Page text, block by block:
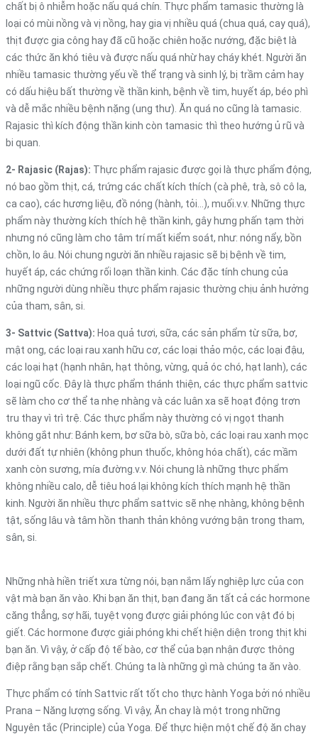
chất bị ô nhiễm hoặc nấu quá chín. Thực phẩm tamasic thường là
loại có mùi nồng và vị nồng, hay gia vị nhiều quá (chua quá, cay quá),
thịt được gia công hay đã cũ hoặc chiên hoặc nướng, đặc biệt là
các thức ăn khó tiêu và được nấu quá nhừ hay cháy khét. Người ăn
nhiều tamasic thường yếu về thể trạng và sinh lý, bị trầm cảm hay
có dấu hiệu bất thường về thần kinh, bệnh về tim, huyết áp, béo phì
và dễ mắc nhiều bệnh nặng (ung thư). Ăn quá no cũng là tamasic.
Rajasic thì kích động thần kinh còn tamasic thì theo hướng ủ rũ và
bi quan.
2- Rajasic (Rajas): Thực phẩm rajasic được gọi là thực phẩm động,
nó bao gồm thịt, cá, trứng các chất kích thích (cà phê, trà, sô cô la,
ca cao), các hương liệu, đồ nóng (hành, tỏi…), muối.v.v. Những thực
phẩm này thường kích thích hệ thần kinh, gây hưng phấn tạm thời
nhưng nó cũng làm cho tâm trí mất kiểm soát, như: nóng nẩy, bồn
chồn, lo âu. Nói chung người ăn nhiều rajasic sẽ bị bệnh về tim,
huyết áp, các chứng rối loạn thần kinh. Các đặc tính chung của
những người dùng nhiều thực phẩm rajasic thường chịu ảnh hưởng
của tham, sân, si.
3- Sattvic (Sattva): Hoa quả tươi, sữa, các sản phẩm từ sữa, bơ,
mật ong, các loại rau xanh hữu cơ, các loại thảo mộc, các loại đậu,
các loại hạt (hạnh nhân, hạt thông, vừng, quả óc chó, hạt lanh), các
loại ngũ cốc. Đây là thực phẩm thánh thiện, các thực phẩm sattvic
sẽ làm cho cơ thể ta nhẹ nhàng và các luân xa sẽ hoạt động trơn
tru thay vì trì trệ. Các thực phẩm này thường có vị ngọt thanh
không gắt như: Bánh kem, bơ sữa bò, sữa bò, các loại rau xanh mọc
dưới đất tự nhiên (không phun thuốc, không hóa chất), các mầm
xanh còn sương, mía đường.v.v. Nói chung là những thực phẩm
không nhiều calo, dễ tiêu hoá lại không kích thích mạnh hệ thần
kinh. Người ăn nhiều thực phẩm sattvic sẽ nhẹ nhàng, không bệnh
tật, sống lâu và tâm hồn thanh thản không vướng bận trong tham,
sân, si.
Những nhà hiền triết xưa từng nói, bạn nắm lấy nghiệp lực của con
vật mà bạn ăn vào. Khi bạn ăn thịt, bạn đang ăn tất cả các hormone
căng thẳng, sợ hãi, tuyệt vọng được giải phóng lúc con vật đó bị
giết. Các hormone được giải phóng khi chết hiện diện trong thịt khi
bạn ăn. Vì vậy, ở cấp độ tế bào, cơ thể của bạn nhận được thông
điệp rằng bạn sắp chết. Chúng ta là những gì mà chúng ta ăn vào.
Thực phẩm có tính Sattvic rất tốt cho thực hành Yoga bởi nó nhiều
Prana – Năng lượng sống. Vì vậy, Ăn chay là một trong những
Nguyên tắc (Principle) của Yoga. Để thực hiện một chế độ ăn chay